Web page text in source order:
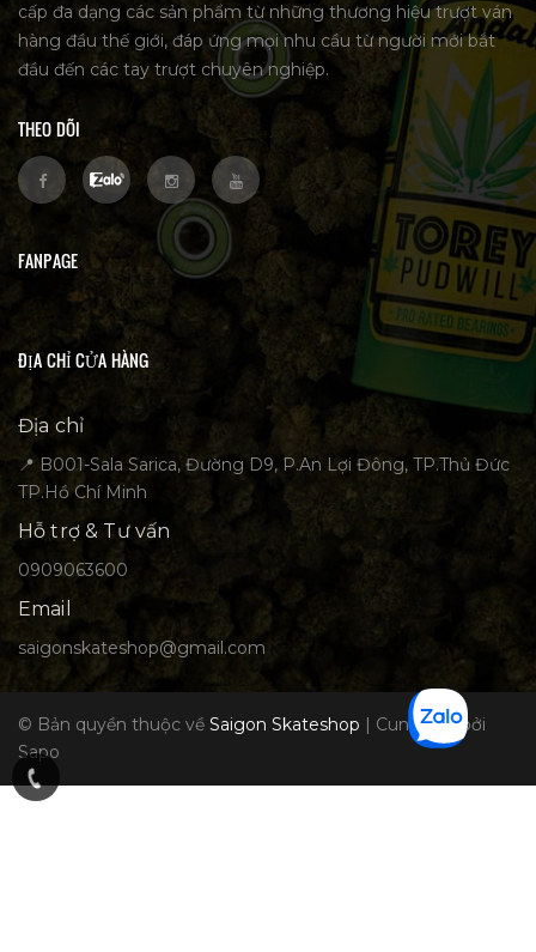
cấp đa dạng các sản phẩm từ những thương hiệu trượt ván
hàng đầu thế giới, đáp ứng mọi nhu cầu từ người mới bắt
đầu đến các tay trượt chuyên nghiệp.
THEO DÕI
FANPAGE
ĐỊA CHỈ CỬA HÀNG
Địa chỉ
📍 B001-Sala Sarica, Đường D9, P.An Lợi Đông, TP.Thủ Đức
TP.Hồ Chí Minh
Hỗ trợ & Tư vấn
0909063600
Email
saigonskateshop@gmail.com
© Bản quyền thuộc về Saigon Skateshop | Cung cấp bởi
Sapo